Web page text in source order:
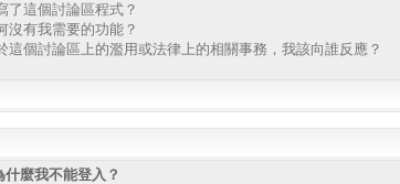
了這個討論區程式？
沒有我需要的功能？
這個討論區上的濫用或法律上的相關事務，我該向誰反應？
什麼我不能登入？